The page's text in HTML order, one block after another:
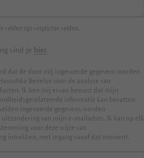
velden zijn verplichte velden.
vind je hier.
dat de door mij ingevoerde gegevens worden
Benelux voor de analyse van
Ik ben mij ervan bewust dat mijn
informatie kan bevatten.
ingevoerde gegevens worden
van mijn e-mailadres. Ik kan op elk
voor deze wijze van
intrekken, met ingang vanaf dat moment.